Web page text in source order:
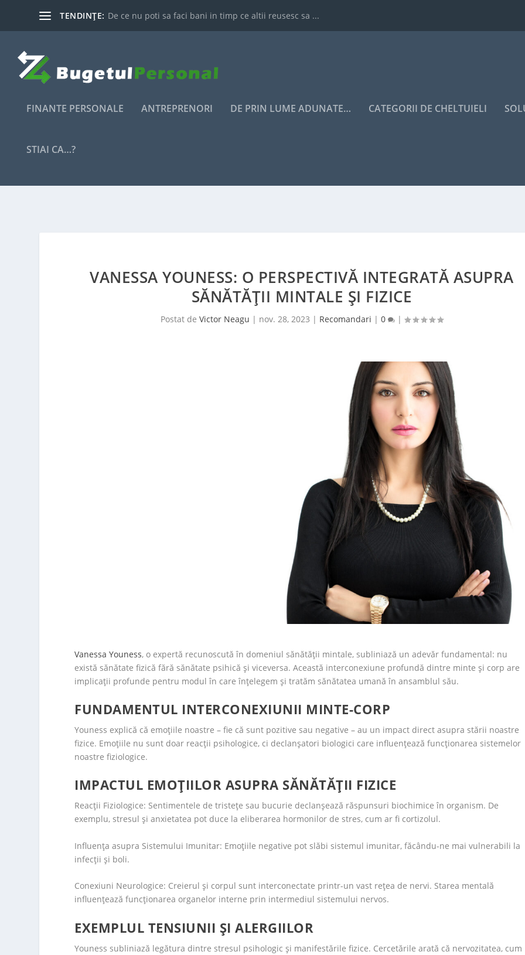
TENDINȚE: De ce nu poti sa faci bani in timp ce altii reusesc sa ...
FINANTE PERSONALE ANTREPRENORI DE PRIN LUME ADUNATE… CATEGORII DE CHELTUIELI
STIAI CA…?
VANESSA YOUNESS: O PERSPECTIVĂ INTEGRATĂ ASUPRA
SĂNĂTĂȚII MINTALE ȘI FIZICE
Postat de Victor Neagu | nov. 28, 2023 | Recomandari | 0 |
Vanessa Youness, o expertă recunoscută în domeniul sănătății mintale, subliniază un adevăr fundamental: nu
există sănătate fizică fără sănătate psihică și viceversa. Această interconexiune profundă dintre minte și corp are
implicații profunde pentru modul în care înțelegem și tratăm sănătatea umană în ansamblul său.
FUNDAMENTUL INTERCONEXIUNII MINTE-CORP
Youness explică că emoțiile noastre – fie că sunt pozitive sau negative – au un impact direct asupra stării noastre
fizice. Emoțiile nu sunt doar reacții psihologice, ci declanșatori biologici care influențează funcționarea sistemelor
noastre fiziologice.
IMPACTUL EMOȚIILOR ASUPRA SĂNĂTĂȚII FIZICE
Reacții Fiziologice: Sentimentele de tristețe sau bucurie declanșează răspunsuri biochimice în organism. De
exemplu, stresul și anxietatea pot duce la eliberarea hormonilor de stres, cum ar fi cortizolul.
Influența asupra Sistemului Imunitar: Emoțiile negative pot slăbi sistemul imunitar, făcându-ne mai vulnerabili la
infecții și boli.
Conexiuni Neurologice: Creierul și corpul sunt interconectate printr-un vast rețea de nervi. Starea mentală
influențează funcționarea organelor interne prin intermediul sistemului nervos.
EXEMPLUL TENSIUNII ȘI ALERGIILOR
Youness subliniază legătura dintre stresul psihologic și manifestările fizice. Cercetările arată că nervozitatea, cum